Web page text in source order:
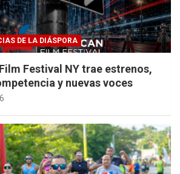
DE LA DIÁSPORA
Festival NY trae estrenos,
y nuevas voces